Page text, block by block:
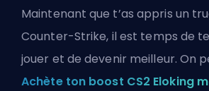
Maintenant que t’as appris un
Counter-Strike, il est temps de
jouer et de devenir meilleur. On
Achète ton boost CS2 Eloking